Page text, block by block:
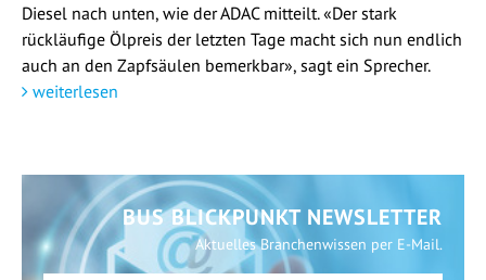
Diesel nach unten, wie der ADAC mitteilt. «Der stark
rückläufige Ölpreis der letzten Tage macht sich nun endlich
auch an den Zapfsäulen bemerkbar», sagt ein Sprecher.
weiterlesen
BUS BLICKPUNKT NEWSLETTER
Aktuelles Branchenwissen per E-Mail.